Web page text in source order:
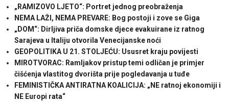
„RAMIZOVO LJETO“: Portret jednog preobraženja
NEMA LAŽI, NEMA PREVARE: Bog postoji i zove se Giga
„DOM“: Dirljiva priča domske djece evakuirane iz ratnog
Sarajeva u Italiju otvorila Venecijanske noći
GEOPOLITIKA U 21. STOLJEĆU: Ususret kraju povijesti
MIROTVORAC: Ramljakov pristup temi odličan je primjer
čišćenja vlastitog dvorišta prije pogledavanja u tuđe
FEMINISTIČKA ANTIRATNA KOALICIJA: „NE ratnoj ekonomiji i
NE Europi rata“